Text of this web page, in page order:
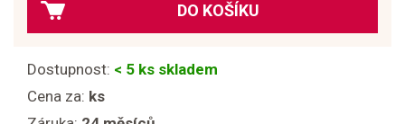
DO KOŠÍKU
Dostupnost: < 5 ks skladem
Cena za: ks